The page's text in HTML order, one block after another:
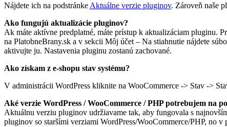
Nájdete ich na podstránke Aktuálne verzie pluginov. Zároveň naše
Ako fungujú aktualizácie pluginov?
Ak máte aktívne predplatné, máte prístup k aktualizáciam
na PlatobneBrany.sk a v sekcii Môj účet – Na stiahnutie nájdete
aktivujte ju. Nastavenia pluginu zostanú zachované.
Ako získam z e-shopu stav systému?
V administrácii WordPress kliknite na WooCommerce -> Stav ->
Aké verzie WordPress / WooCommerce / PHP potrebujem na
Aktuálnu verziu pluginov udržiavame tak, aby fungovala s
pluginov so staršími verziami WordPress/WooCommerce/PHP, no